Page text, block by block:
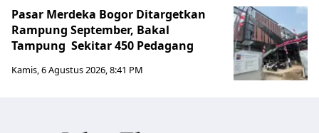
Pasar Merdeka Bogor Ditargetkan
Rampung September, Bakal
Tampung Sekitar 450 Pedagang
Kamis, 6 Agustus 2026, 8:41 PM